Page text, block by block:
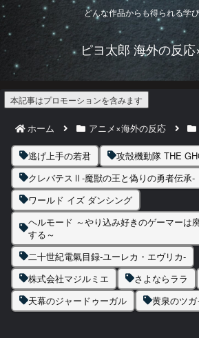
どんな作品からも得られる学
ピヨ太郎 海外の反
本記事はプロモーションを含みます
ホーム アニメ×海外の反応
逃げ上手の若君
攻殻機動隊 THE
クレバテスⅡ-魔獣の王と偽りの勇者伝承-
ワールド イズ ダンシング
ヘルモード ～やり込み好きのゲーマーは
する～
二十世紀電氣目録-ユーレカ・エヴリカ-
株式会社マジルミエ
さよならララ
天幕のジャードゥーガル
黄泉のツガ